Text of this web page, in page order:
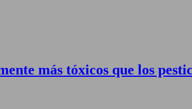
más tóxicos que los